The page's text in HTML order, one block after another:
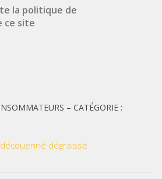
la politique de
ce site
– CATÉGORIE :
dégraissé